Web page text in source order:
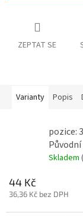
ZEPTAT SE
Varianty Popis
pozice:
Původní
Skladem
44 Kč
36,36 Kč bez DPH